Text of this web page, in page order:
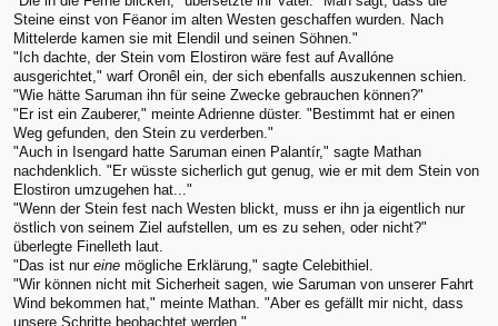
Steine einst von Fëanor im alten Westen geschaffen wurden. Nach
Mittelerde kamen sie mit Elendil und seinen Söhnen."
"Ich dachte, der Stein vom Elostiron wäre fest auf Avallóne
ausgerichtet," warf Oronêl ein, der sich ebenfalls auszukennen schien.
"Wie hätte Saruman ihn für seine Zwecke gebrauchen können?"
"Er ist ein Zauberer," meinte Adrienne düster. "Bestimmt hat er einen
Weg gefunden, den Stein zu verderben."
"Auch in Isengard hatte Saruman einen Palantír," sagte Mathan
nachdenklich. "Er wüsste sicherlich gut genug, wie er mit dem Stein von
Elostiron umzugehen hat..."
"Wenn der Stein fest nach Westen blickt, muss er ihn ja eigentlich nur
östlich von seinem Ziel aufstellen, um es zu sehen, oder nicht?"
überlegte Finelleth laut.
"Das ist nur eine mögliche Erklärung," sagte Celebithiel.
"Wir können nicht mit Sicherheit sagen, wie Saruman von unserer Fahrt
Wind bekommen hat," meinte Mathan. "Aber es gefällt mir nicht, dass
unsere Schritte beobachtet werden."